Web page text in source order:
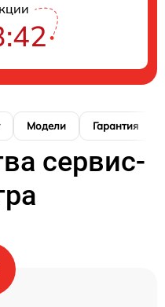
Модели Гарантия
сервис-